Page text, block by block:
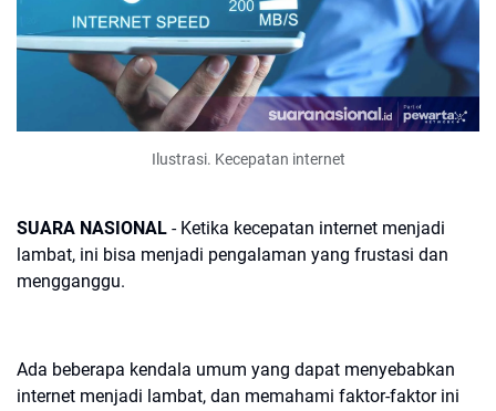
Ilustrasi. Kecepatan internet
SUARA NASIONAL - Ketika kecepatan internet menjadi
lambat, ini bisa menjadi pengalaman yang frustasi dan
mengganggu.
Ada beberapa kendala umum yang dapat menyebabkan
internet menjadi lambat, dan memahami faktor-faktor ini